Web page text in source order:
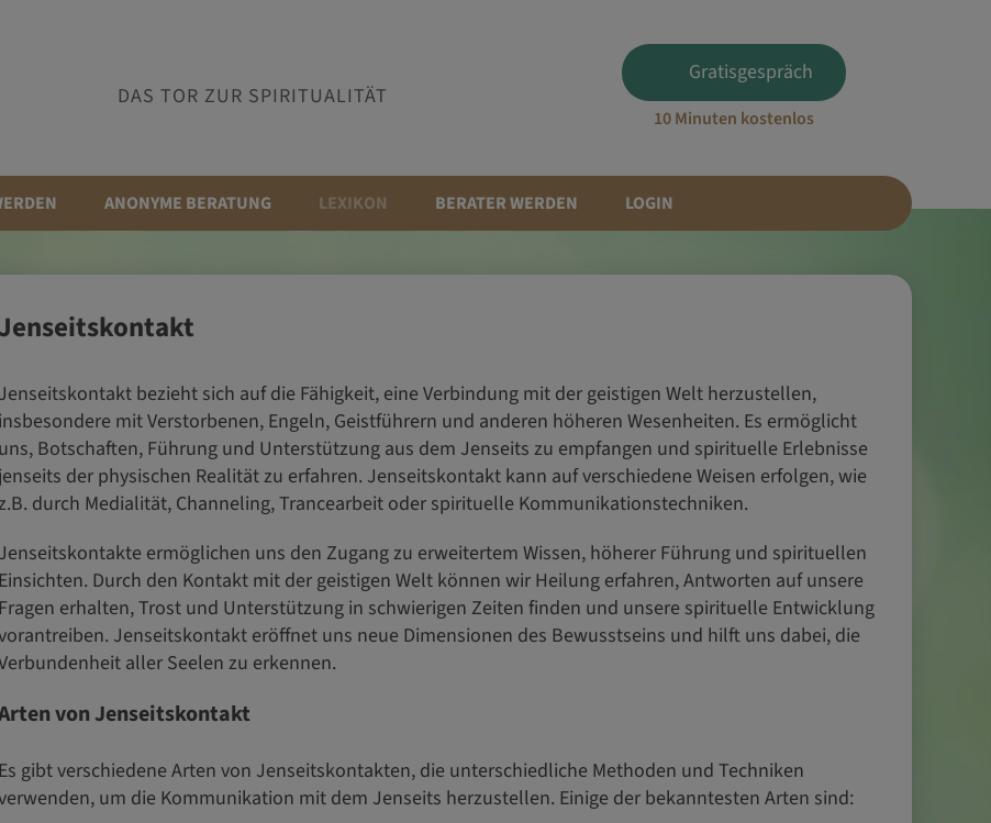
DAS TOR ZUR SPIRITUALITÄT
Gratisgespräch
10 Minuten kostenlos
ANONYME BERATUNG LEXIKON BERATER WERDEN LOGIN
Jenseitskontakt bezieht sich auf die Fähigkeit, eine Verbindung mit der geistigen Welt herzustellen,
insbesondere mit Verstorbenen, Engeln, Geistführern und anderen höheren Wesenheiten. Es ermöglicht
uns, Botschaften, Führung und Unterstützung aus dem Jenseits zu empfangen und spirituelle Erlebnisse
jenseits der physischen Realität zu erfahren. Jenseitskontakt kann auf verschiedene Weisen erfolgen, wie
durch Medialität, Channeling, Trancearbeit oder spirituelle Kommunikationstechniken.
Jenseitskontakte ermöglichen uns den Zugang zu erweitertem Wissen, höherer Führung und spirituellen
Einsichten. Durch den Kontakt mit der geistigen Welt können wir Heilung erfahren, Antworten auf unsere
Fragen erhalten, Trost und Unterstützung in schwierigen Zeiten finden und unsere spirituelle Entwicklung
Jenseitskontakt eröffnet uns neue Dimensionen des Bewusstseins und hilft uns dabei, die
aller Seelen zu erkennen.
von Jenseitskontakt
Es gibt verschiedene Arten von Jenseitskontakten, die unterschiedliche Methoden und Techniken
um die Kommunikation mit dem Jenseits herzustellen. Einige der bekanntesten Arten sind: